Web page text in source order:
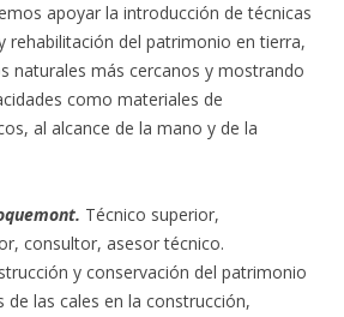
apoyar la introducción de técnicas
rehabilitación del patrimonio en tierra,
naturales más cercanos y mostrando
como materiales de
al alcance de la mano y de la
Técnico superior,
consultor, asesor técnico.
y conservación del patrimonio
de las cales en la construcción,